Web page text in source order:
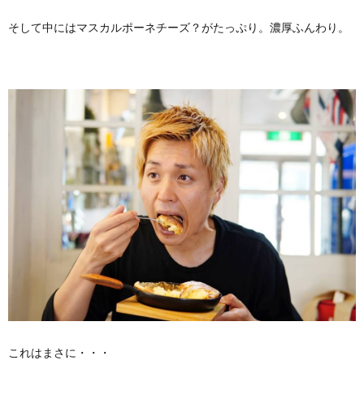
そして中にはマスカルポーネチーズ？がたっぷり。濃厚ふんわり。
これはまさに・・・